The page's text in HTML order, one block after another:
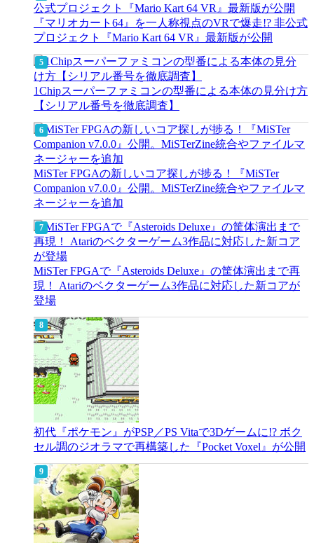
『マリオカート64』を一人称視点のVRで爆走!? 非公式
プロジェクト『Mario Kart 64 VR』最新版が公開
1Chipスーパーファミコンの型番による本体の見分け方
【シリアル番号を徹底調査】
MiSTer FPGAの新しいコア探しが捗る！『MiSTer
Companion v7.0.0』公開。MiSTerZine統合やファイルマ
ネージャーを追加
MiSTer FPGAで『Asteroids Deluxe』の筐体演出まで再
現！ Atariのベクターゲーム3作品に対応した新コアが
登場
初代『ポケモン』がPSP／PS Vitaで3Dゲームに!? ボク
セル調のジオラマで再構築した『Pocket Voxel』が公開